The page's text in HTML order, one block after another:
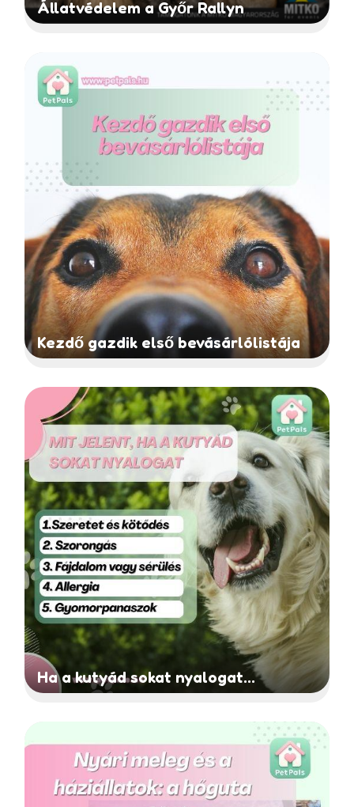
Állatvédelem a Győr Rallyn
Kezdő gazdik első bevásárlólistája
Ha a kutyád sokat nyalogat...